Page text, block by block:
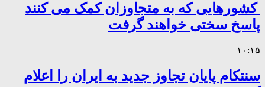
کشورهایی که به متجاوزان کمک می کنند
پاسخ سختی خواهند گرفت
۱۰:۱۵
سنتکام پایان تجاوز جدید به ایران را اعلام